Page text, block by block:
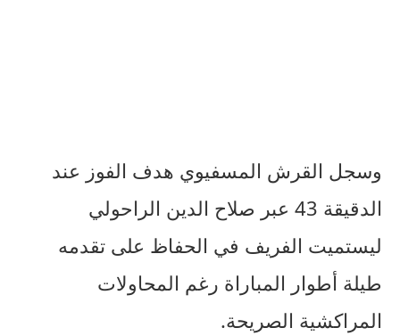
وسجل القرش المسفيوي هدف الفوز عند
الدقيقة 43 عبر صلاح الدين الراحولي
ليستميت الفريف في الحفاظ على تقدمه
طيلة أطوار المباراة رغم المحاولات
المراكشية الصريحة.